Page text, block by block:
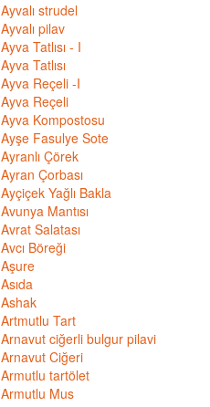
Ayvalı strudel
Ayvalı pilav
Ayva Tatlısı - I
Ayva Tatlısı
Ayva Reçeli -I
Ayva Reçeli
Ayva Kompostosu
Ayşe Fasulye Sote
Ayranlı Çörek
Ayran Çorbası
Ayçiçek Yağlı Bakla
Avunya Mantısı
Avrat Salatası
Avcı Böreği
Aşure
Asıda
Ashak
Artmutlu Tart
Arnavut ciğerli bulgur pilavi
Arnavut Ciğeri
Armutlu tartölet
Armutlu Mus